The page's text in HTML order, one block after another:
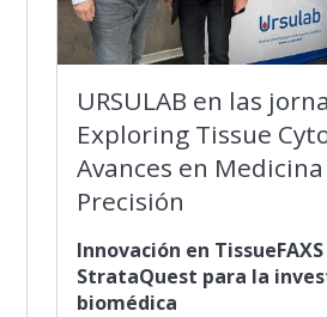
URSULAB en las
Exploring Tissue
Avances en
Precisión
Innovación en
StrataQuest para la
biomédica